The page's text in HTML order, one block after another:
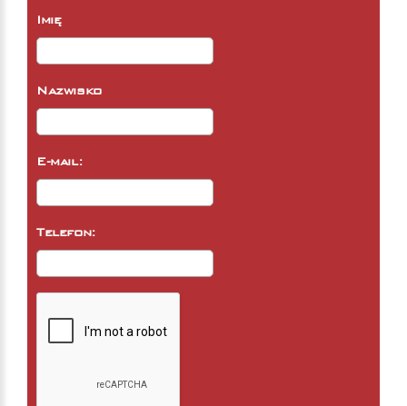
Imię
Nazwisko
E-mail:
Telefon: